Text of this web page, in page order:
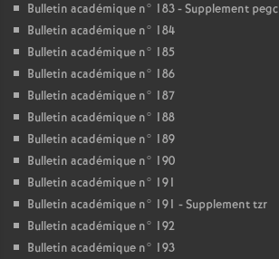
Bulletin académique n° 183 - Supplement pegc
Bulletin académique n° 184
Bulletin académique n° 185
Bulletin académique n° 186
Bulletin académique n° 187
Bulletin académique n° 188
Bulletin académique n° 189
Bulletin académique n° 190
Bulletin académique n° 191
Bulletin académique n° 191 - Supplement tzr
Bulletin académique n° 192
Bulletin académique n° 193